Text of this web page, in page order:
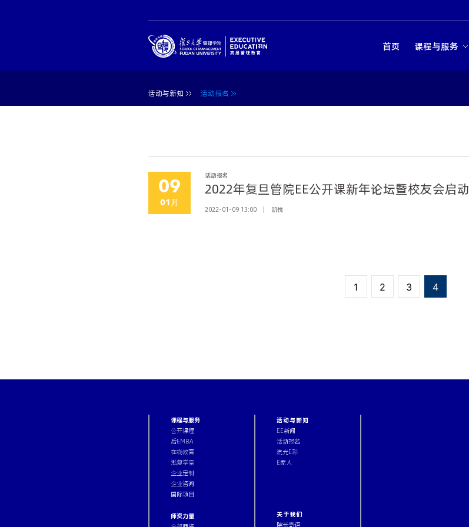
首页 课程与服务
活动与新知 活动报名
09
01月
活动报名
2022年复旦管院EE公开课新年论坛暨校友会启动
2022-01-09 13:00 凯悦
1 2 3 4
课程与服务
公开课程
后EMBA
在线教育
泓复学堂
企业定制
企业咨询
国际项目
师资力量
活动与新知
EE新闻
活动报名
流光E彩
E家人
关于我们
院长寄语